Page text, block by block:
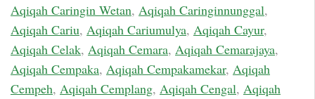
Aqiqah Caringin Wetan, Aqiqah Caringinnunggal,
Aqiqah Cariu, Aqiqah Cariumulya, Aqiqah Cayur,
Aqiqah Celak, Aqiqah Cemara, Aqiqah Cemarajaya,
Aqiqah Cempaka, Aqiqah Cempakamekar, Aqiqah
Cempeh, Aqiqah Cemplang, Aqiqah Cengal, Aqiqah